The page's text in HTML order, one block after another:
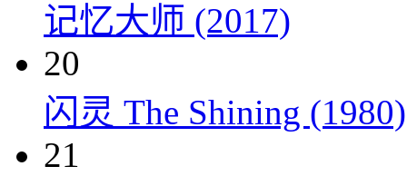
记忆大师 (2017)
20
闪灵 The Shining (1980)
21